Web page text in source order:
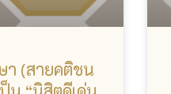
(สายคติชน